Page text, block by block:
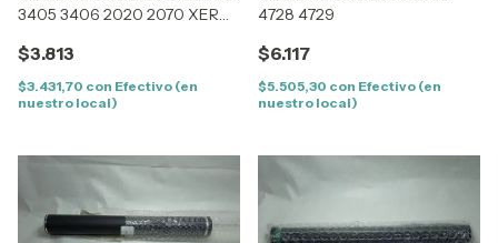
3405 3406 2020 2070 XER
$3.813
$3.431,70 con Efectivo (en
nuestro local)
4728 4729
$6.117
$5.505,30 con Efectivo (en
nuestro local)